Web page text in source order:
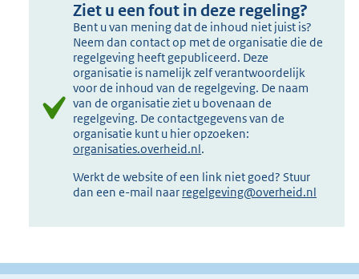
Ziet u een fout in deze regeling?
Bent u van mening dat de inhoud niet juist is?
Neem dan contact op met de organisatie die de
regelgeving heeft gepubliceerd. Deze
organisatie is namelijk zelf verantwoordelijk
voor de inhoud van de regelgeving. De naam
van de organisatie ziet u bovenaan de
regelgeving. De contactgegevens van de
organisatie kunt u hier opzoeken:
organisaties.overheid.nl.
Werkt de website of een link niet goed? Stuur
dan een e-mail naar regelgeving@overheid.nl